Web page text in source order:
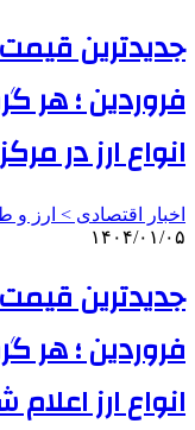
انواع ارز در
اخبار اقتصادی > ارز و
۱۴۰۴/۰۱/۰۵
انواع ارز